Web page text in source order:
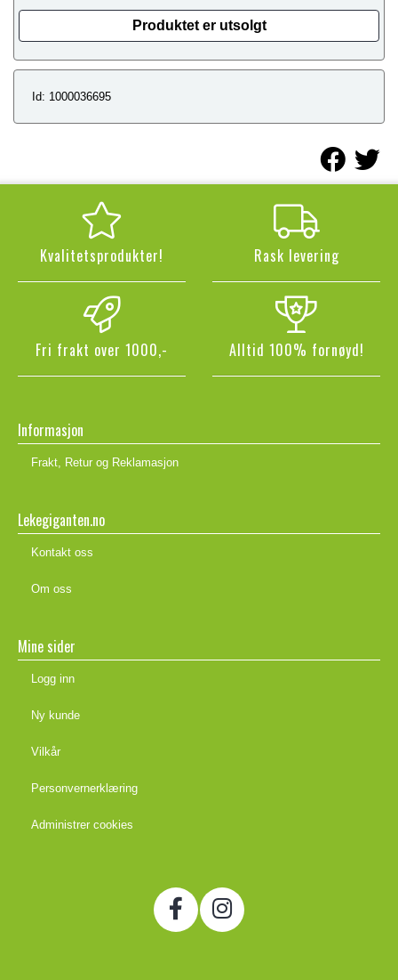
Produktet er utsolgt
Id: 1000036695
Kvalitetsprodukter! Rask levering
Fri frakt over 1000,- Alltid 100% fornøyd!
Informasjon
Frakt, Retur og Reklamasjon
Lekegiganten.no
Kontakt oss
Om oss
Mine sider
Logg inn
Ny kunde
Vilkår
Personvernerklæring
Administrer cookies